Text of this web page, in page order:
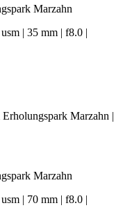
Marzahn
| 35 mm | f8.0 |
Marzahn
| 70 mm | f8.0 |